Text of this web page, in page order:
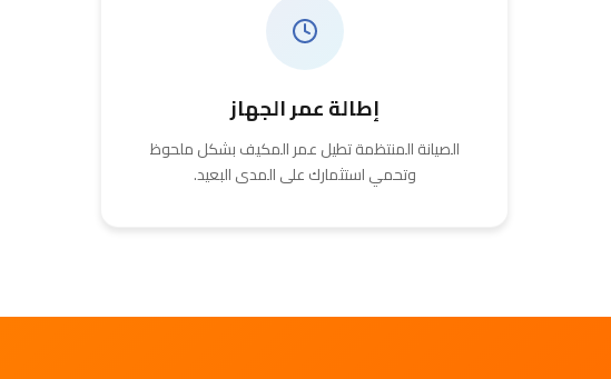
إطالة عمر الجهاز
الصيانة المنتظمة تطيل عمر المكيف بشكل ملحوظ
وتحمي استثمارك على المدى البعيد.